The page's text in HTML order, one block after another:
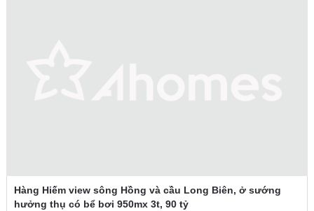
Hàng Hiếm view sông Hồng và cầu Long Biên, ở sướng
hưởng thụ có bể bơi 950mx 3t, 90 tỷ